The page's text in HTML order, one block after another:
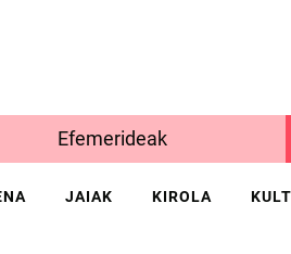
Efemerideak
JAIAK KIROLA